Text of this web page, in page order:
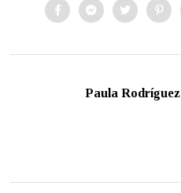
Paula Rodríguez